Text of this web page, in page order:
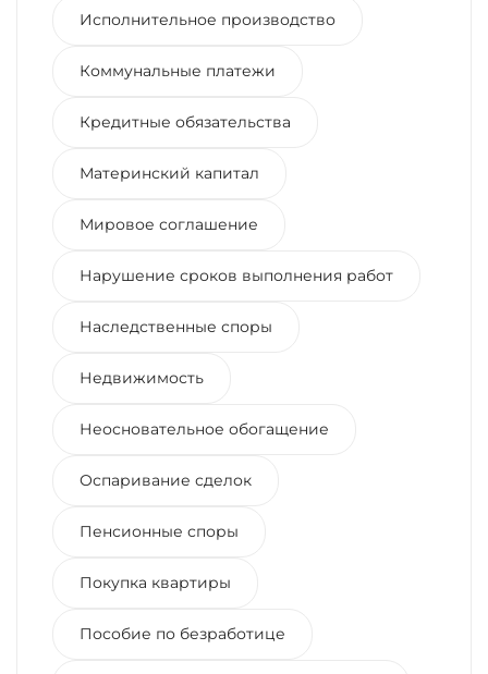
Исполнительное производство
Коммунальные платежи
Кредитные обязательства
Материнский капитал
Мировое соглашение
Нарушение сроков выполнения работ
Наследственные споры
Недвижимость
Неосновательное обогащение
Оспаривание сделок
Пенсионные споры
Покупка квартиры
Пособие по безработице